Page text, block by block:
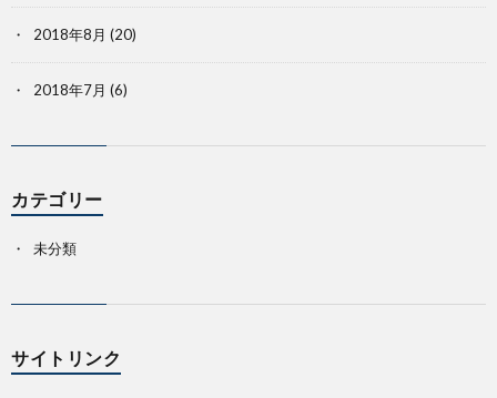
2018年8月 (20)
2018年7月 (6)
カテゴリー
未分類
サイトリンク